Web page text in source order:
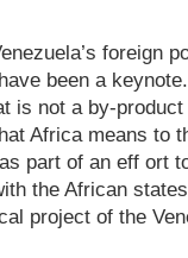
foreign
been a
is not a by-
Africa means to
part of an eff ort
the African
project of the